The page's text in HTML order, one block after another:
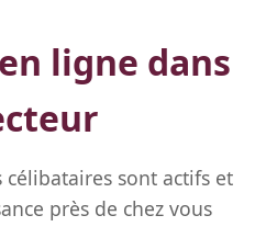
ligne dans
célibataires sont actifs et
près de chez vous